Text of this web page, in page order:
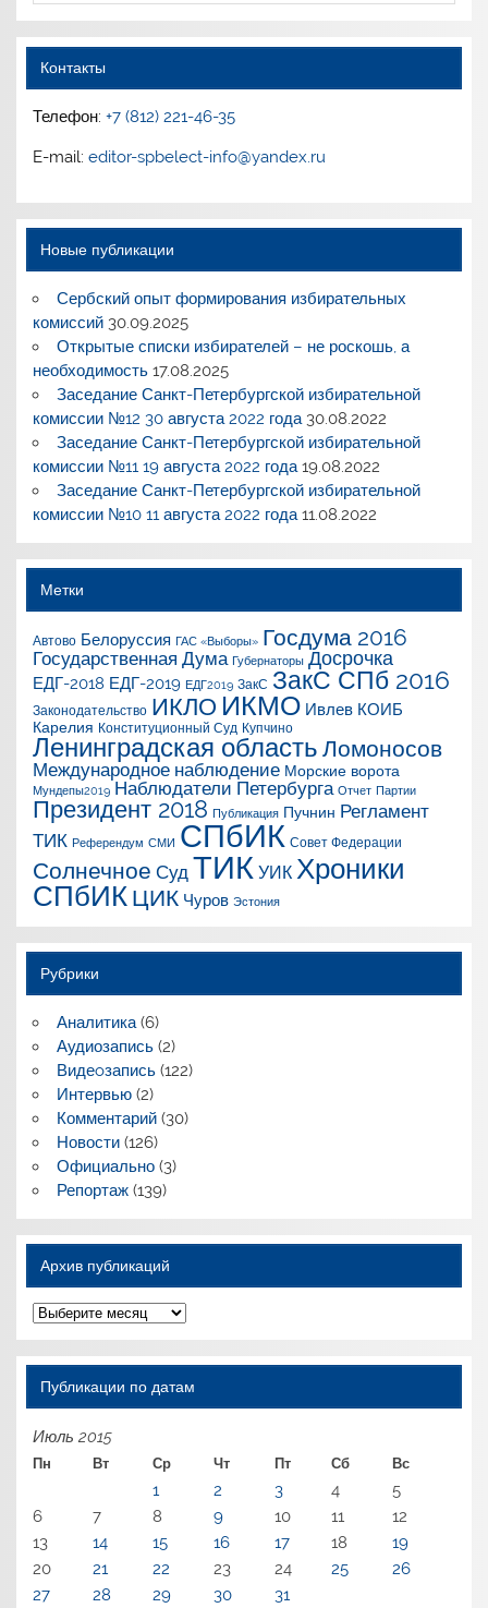
Контакты
Телефон:+7 (812) 221-46-35
E-mail:editor-spbelect-info@yandex.ru
Новые публикации
Сербский опыт формирования избирательных
комиссий 30.09.2025
Открытые списки избирателей – не роскошь, а
необходимость 17.08.2025
Заседание Санкт-Петербургской избирательной
комиссии №12 30 августа 2022 года 30.08.2022
Заседание Санкт-Петербургской избирательной
комиссии №11 19 августа 2022 года 19.08.2022
Заседание Санкт-Петербургской избирательной
комиссии №10 11 августа 2022 года 11.08.2022
Метки
Автово Белоруссия ГАС «Выборы» Госдума 2016
Государственная Дума Губернаторы Досрочка
ЕДГ-2018 ЕДГ-2019 ЕДГ2019 ЗакС ЗакС СПб 2016
Законодательство ИКЛО ИКМО Ивлев КОИБ
Карелия Конституционный Суд Купчино
Ленинградская область Ломоносов
Международное наблюдение Морские ворота
Мундепы2019 Наблюдатели Петербурга Отчет Партии
Президент 2018 Публикация Пучнин Регламент
ТИК Референдум СМИ СПбИК Совет Федерации
Солнечное Суд ТИК УИК Хроники
СПбИК ЦИК Чуров Эстония
Рубрики
Аналитика(6)
Аудиозапись(2)
Видеoзапись(122)
Интервью(2)
Комментарий(30)
Новости(126)
Официально(3)
Репортаж(139)
Архив публикаций
Архив
публикаций
Публикации по датам
Июль 2015
Пн Вт Ср Чт Пт Сб Вс
1 2 3 4
5
6
7 8 9 10 11
12
13
14 15 16 17 18
19
20
21 22 23 24 25
26
27
28 29 30
31